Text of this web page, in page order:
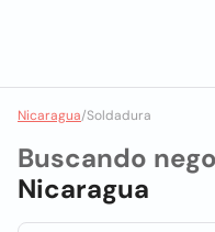
Nicaragua/Soldadura
Buscando
Nicaragua